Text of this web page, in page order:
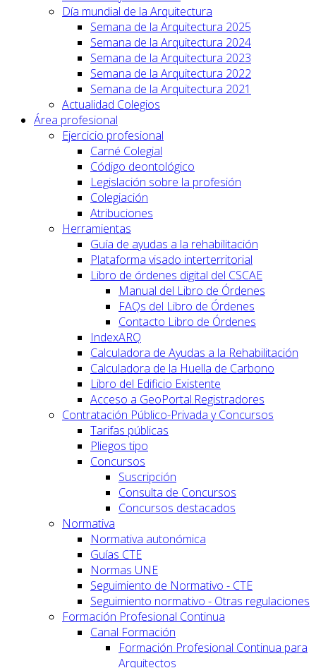
Día mundial de la Arquitectura
Semana de la Arquitectura 2025
Semana de la Arquitectura 2024
Semana de la Arquitectura 2023
Semana de la Arquitectura 2022
Semana de la Arquitectura 2021
Actualidad Colegios
Área profesional
Ejercicio profesional
Carné Colegial
Código deontológico
Legislación sobre la profesión
Colegiación
Atribuciones
Herramientas
Guía de ayudas a la rehabilitación
Plataforma visado interterritorial
Libro de órdenes digital del CSCAE
Manual del Libro de Órdenes
FAQs del Libro de Órdenes
Contacto Libro de Órdenes
IndexARQ
Calculadora de Ayudas a la Rehabilitación
Calculadora de la Huella de Carbono
Libro del Edificio Existente
Acceso a GeoPortal.Registradores
Contratación Público-Privada y Concursos
Tarifas públicas
Pliegos tipo
Concursos
Suscripción
Consulta de Concursos
Concursos destacados
Normativa
Normativa autonómica
Guías CTE
Normas UNE
Seguimiento de Normativo - CTE
Seguimiento normativo - Otras regulaciones
Formación Profesional Continua
Canal Formación
Formación Profesional Continua para
Arquitectos